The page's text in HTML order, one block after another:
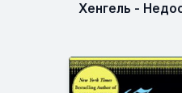
Хенгель -